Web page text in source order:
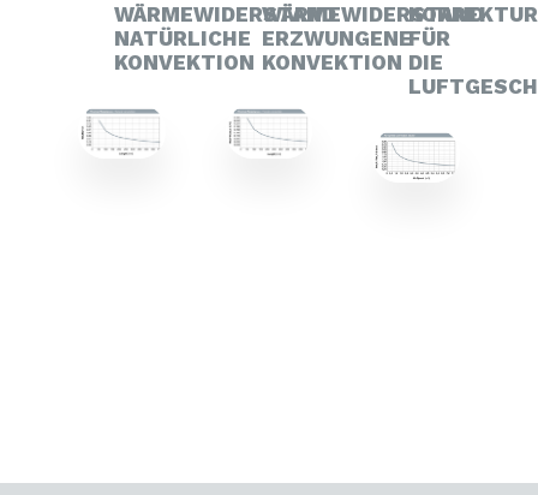
WÄRMEWIDERSTAND
NATÜRLICHE
KONVEKTION
WÄRMEWIDERSTAND
ERZWUNGENE
KONVEKTION
FÜR
DIE